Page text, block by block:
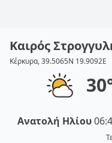
Καιρός
Κέρκυρα, 39.5065N 19.9092E
Ανατολή Ηλίου